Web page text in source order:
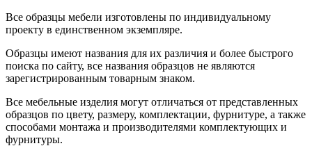
Все образцы мебели изготовлены по индивидуальному
проекту в единственном экземпляре.
Образцы имеют названия для их различия и более быстрого
поиска по сайту, все названия образцов не являются
зарегистрированным товарным знаком.
Все мебельные изделия могут отличаться от представленных
образцов по цвету, размеру, комплектации, фурнитуре, а также
способами монтажа и производителями комплектующих и
фурнитуры.